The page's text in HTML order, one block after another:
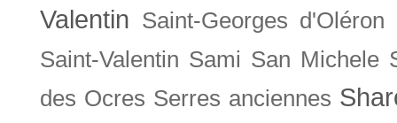
Valentin Saint-Georges d'Oléron
Saint-Valentin Sami San Michele
des Ocres Serres anciennes